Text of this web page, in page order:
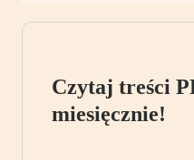
Czytaj treści
miesięcznie!